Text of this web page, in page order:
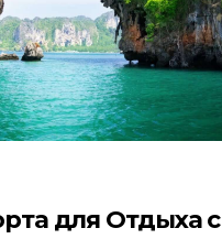
для Отдыха с